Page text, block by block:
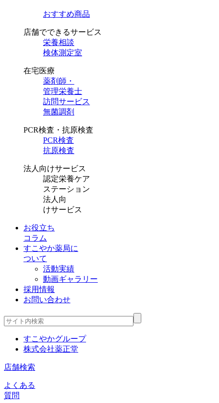
おすすめ商品
店舗でできるサービス
栄養相談
検体測定室
在宅医療
薬剤師・
管理栄養士
訪問サービス
無菌調剤
PCR検査・抗原検査
PCR検査
抗原検査
法人向けサービス
認定栄養ケア
ステーション
法人向
けサービス
お役立ち
コラム
すこやか薬局に
ついて
活動実績
動画ギャラリー
採用情報
お問い合わせ
すこやかグループ
株式会社薬正堂
店舗検索
よくある
質問